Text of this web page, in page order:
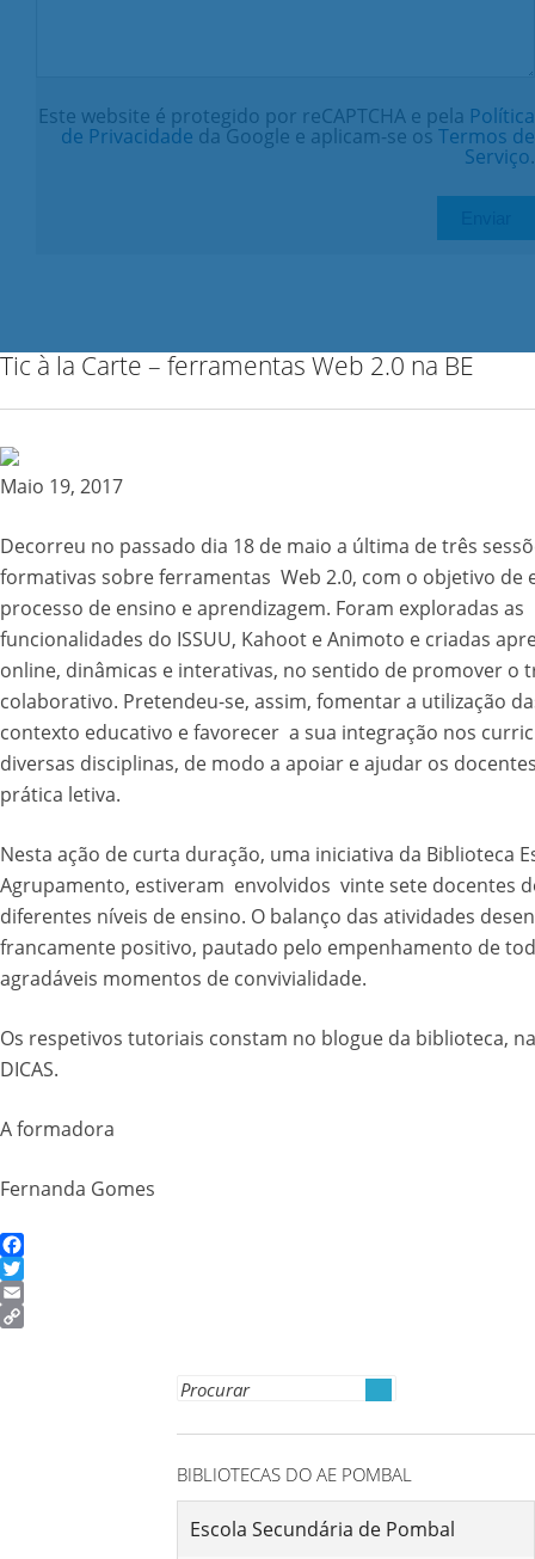
Este website é protegido por reCAPTCHA e pela Política
de Privacidade da Google e aplicam-se os Termos de
Serviço.
Tic à la Carte – ferramentas Web 2.0 na BE
Maio 19, 2017
Decorreu no passado dia 18 de maio a última de três
formativas sobre ferramentas Web 2.0, com o objetivo de
processo de ensino e aprendizagem. Foram exploradas as
funcionalidades do ISSUU, Kahoot e Animoto e criadas
online, dinâmicas e interativas, no sentido de promover o
colaborativo. Pretendeu-se, assim, fomentar a utilização
contexto educativo e favorecer a sua integração nos
diversas disciplinas, de modo a apoiar e ajudar os
prática letiva.
Nesta ação de curta duração, uma iniciativa da Biblioteca
Agrupamento, estiveram envolvidos vinte sete docentes
diferentes níveis de ensino. O balanço das atividades
francamente positivo, pautado pelo empenhamento de
agradáveis momentos de convivialidade.
Os respetivos tutoriais constam no blogue da biblioteca,
DICAS.
A formadora
Fernanda Gomes
Facebook
Twitter
Email
Search
BIBLIOTECAS DO AE POMBAL
Escola Secundária de Pombal